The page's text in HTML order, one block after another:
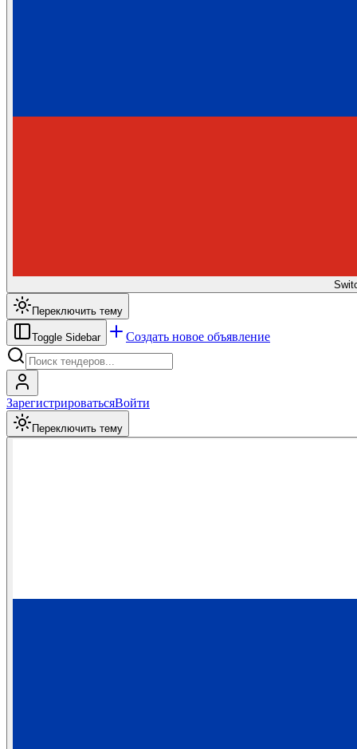
Переключить тему
Toggle Sidebar Создать новое объявление
ЗарегистрироватьсяВойти
Переключить тему